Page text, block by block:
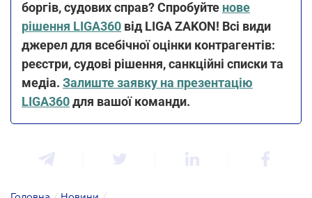
боргів, судових справ? Спробуйте нове
рішення LIGA360 від LIGA ZAKON! Всі види
джерел для всебічної оцінки контрагентів:
реєстри, судові рішення, санкційні списки та
медіа. Залиште заявку на презентацію
LIGA360для вашої команди.